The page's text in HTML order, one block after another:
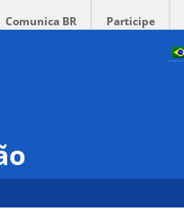
Comunica BR Participe